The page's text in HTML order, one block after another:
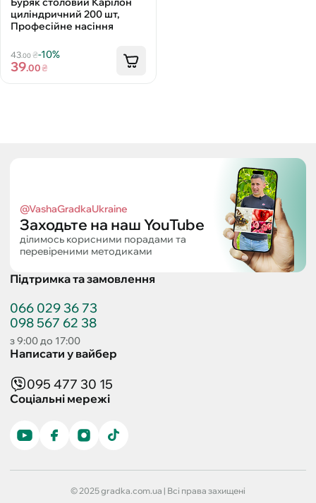
циліндричний 200 шт,
Професійне насіння
43.00₴-10%
39.00₴
@VashaGradkaUkraine
Заходьте на наш YouTube
ділимось корисними порадами та
перевіреними методиками
Підтримка та замовлення
066 029 36 73
098 567 62 38
з 9:00 до 17:00
Написати у вайбер
095 477 30 15
Соціальні мережі
© 2025 gradka.com.ua | Всі права захищені